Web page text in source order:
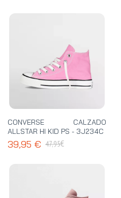
CONVERSE CALZADO
ALLSTAR HI KID PS - 3J234C
39,95 € 47,95€